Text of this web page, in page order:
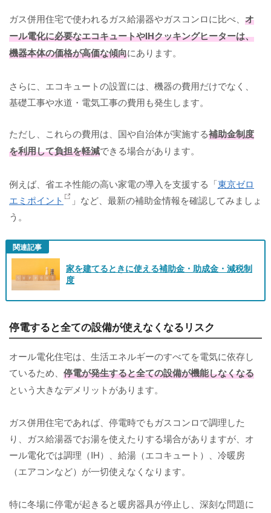
ガス併用住宅で使われるガス給湯器やガスコンロに比べ、 オ
ール電化に必要なエコキュートやIHクッキングヒーターは、
機器本体の価格が高価な傾向にあります。
さらに、エコキュートの設置には、機器の費用だけでなく、
基礎工事や水道・電気工事の費用も発生します。
ただし、これらの費用は、国や自治体が実施する補助金制度
を利用して負担を軽減できる場合があります。
例えば、省エネ性能の高い家電の導入を支援する「東京ゼロ
エミポイント
」など、最新の補助金情報を確認してみましょ
う。
関連記事
家を建てるときに使える補助金・助成金・減税制
度
停電すると全ての設備が使えなくなるリスク
オール電化住宅は、生活エネルギーのすべてを電気に依存し
ているため、 停電が発生すると全ての設備が機能しなくなる
という大きなデメリットがあります。
ガス併用住宅であれば、停電時でもガスコンロで調理した
り、ガス給湯器でお湯を使えたりする場合がありますが、オ
ール電化では調理（IH）、給湯（エコキュート）、冷暖房
（エアコンなど）が一切使えなくなります。
特に冬場に停電が起きると暖房器具が停止し、深刻な問題に